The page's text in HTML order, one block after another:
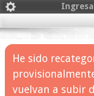
He sido
vuelvan a subir